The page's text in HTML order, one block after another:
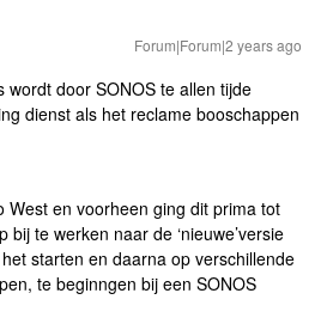
Forum|Forum|2 years ago
wordt door SONOS te allen tijde
dienst als het reclame booschappen
West en voorheen ging dit prima tot
bij te werken naar de ‘nieuwe’versie
starten en daarna op verschillende
te beginngen bij een SONOS